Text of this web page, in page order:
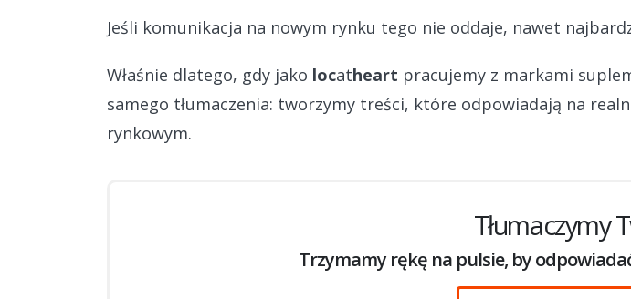
Jeśli komunikacja na nowym rynku tego nie oddaje, nawet
Właśnie dlatego, gdy jako locatheart pracujemy z markami
samego tłumaczenia: tworzymy treści, które odpowiadają na
rynkowym.
Tłumaczymy
Trzymamy rękę na pulsie, by